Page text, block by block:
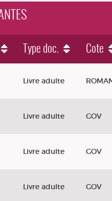
Type doc. Cote
Livre adulte
Livre adulte GOV
Livre adulte GOV
Livre adulte GOV